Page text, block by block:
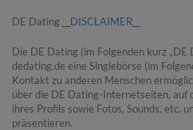
DE Dating __ DISCLAIMER
Die DE Dating (im Folgenden kurz
dedating.de eine Singlebörse (im
Kontakt zu anderen Menschen
über die DE Dating-Internetseiten, auf
ihres Profils sowie Fotos, Sounds, etc.
präsentieren.